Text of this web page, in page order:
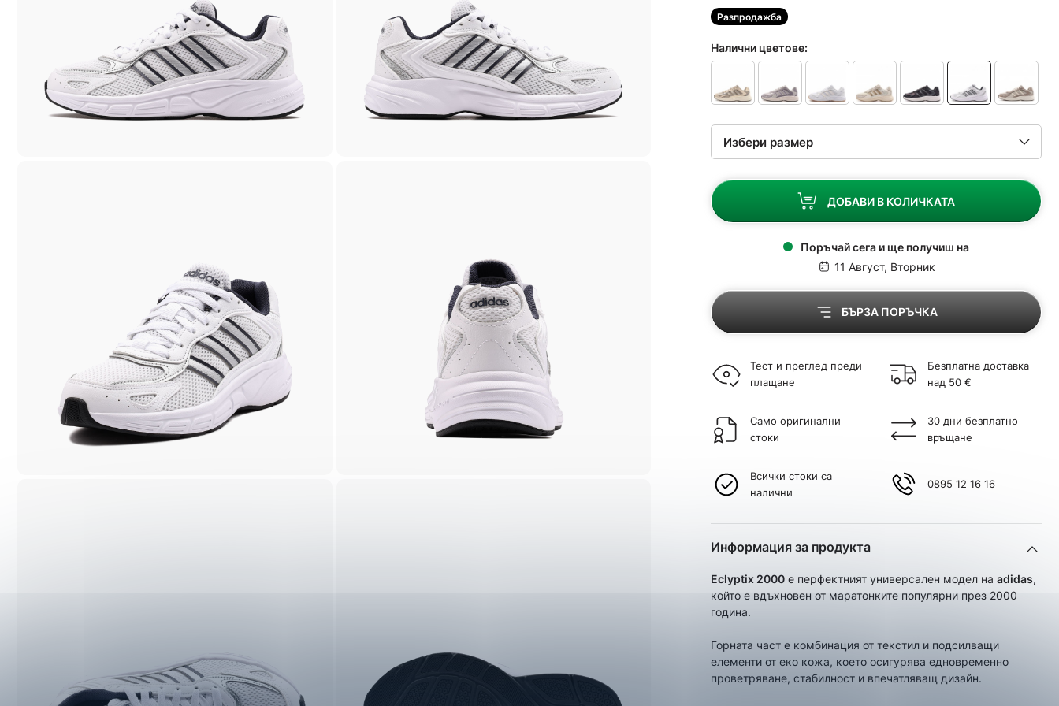
Разпродажба
Налични цветове:
ДОБАВИ В КОЛИЧКАТА
Поръчай сега и ще получиш на
11 Август, Вторник
БЪРЗА ПОРЪЧКА
Тест и преглед преди
плащане
Безплатна доставка
над 50 €
Само оригинални
стоки
30 дни безплатно
връщане
Всички стоки са
налични
0895 12 16 16
Информация за продукта
Eclyptix 2000 e перфектният универсален модел на adidas,
който е вдъхновен от маратонките популярни през 2000
година.
Горната част е комбинация от текстил и подсилващи
елементи от еко кожа, което осигурява едновременно
проветряване, стабилност и впечатляващ дизайн.